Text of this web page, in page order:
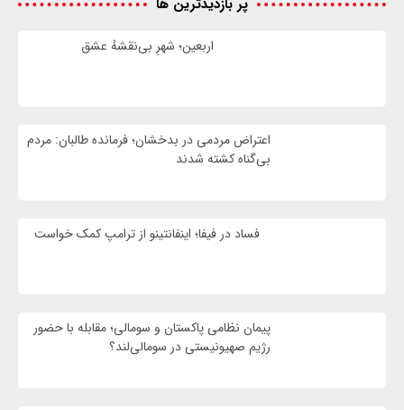
اربعین؛ شهرِ بی‌نقشهٔ عشق
اعتراض مردمی در بدخشان؛ فرمانده طالبان: مردم
بی‌گناه کشته شدند
فساد در فیفا؛ اینفانتینو از ترامپ کمک خواست
پیمان نظامی پاکستان و سومالی؛ مقابله با حضور
رژيم صهیونیستی در سومالی‌لند؟